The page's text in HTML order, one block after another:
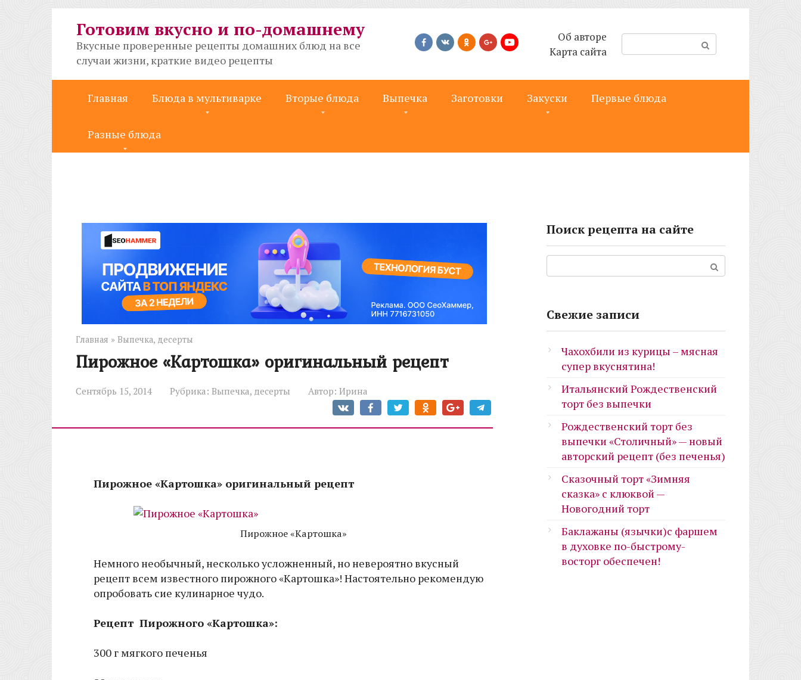
Готовим вкусно и по-домашнему
Вкусные проверенные рецепты домашних блюд на все
случаи жизни, краткие видео рецепты
Об авторе
Карта сайта
о
к
Главная Блюда в мультиварке Вторые блюда Выпечка Заготовки Закуски Первые блюда
Разные блюда
Главная » Выпечка, десерты
Пирожное «Картошка» оригинальный рецепт
Сентябрь 15, 2014 Рубрика: Выпечка, десерты Автор: Ирина
Пирожное «Картошка» оригинальный рецепт
Пирожное «Картошка»
Немного необычный, несколько усложненный, но невероятно вкусный
рецепт всем известного пирожного «Картошка»! Настоятельно рекомендую
опробовать сие кулинарное чудо.
Рецепт Пирожного «Картошка»:
300 г мягкого печенья
Поиск рецепта на сайте
Свежие записи
Чахохбили из курицы – мясная
супер вкуснятина!
Итальянский Рождественский
торт без выпечки
Рождественский торт без
выпечки «Столичный» — новый
авторский рецепт (без печенья)
Сказочный торт «Зимняя
сказка» с клюквой —
Новогодний торт
Баклажаны (язычки)с фаршем
в духовке по-быстрому-
восторг обеспечен!